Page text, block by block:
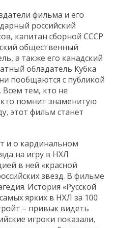
фильма и его
российский
капитан сборной СССР
общественный
а также его канадский
обладатель Кубка
пообщаются с публикой
Всем тем, кто не
помнит знаменитую
этот фильм станет
и о кардинальном
на игру в НХЛ
в ней «красной
звезд. В фильме
История «Русской
ярких в НХЛ за 100
– привык видеть
игроки показали,